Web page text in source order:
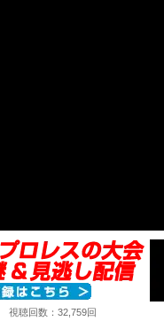
視聴回数：32,759回